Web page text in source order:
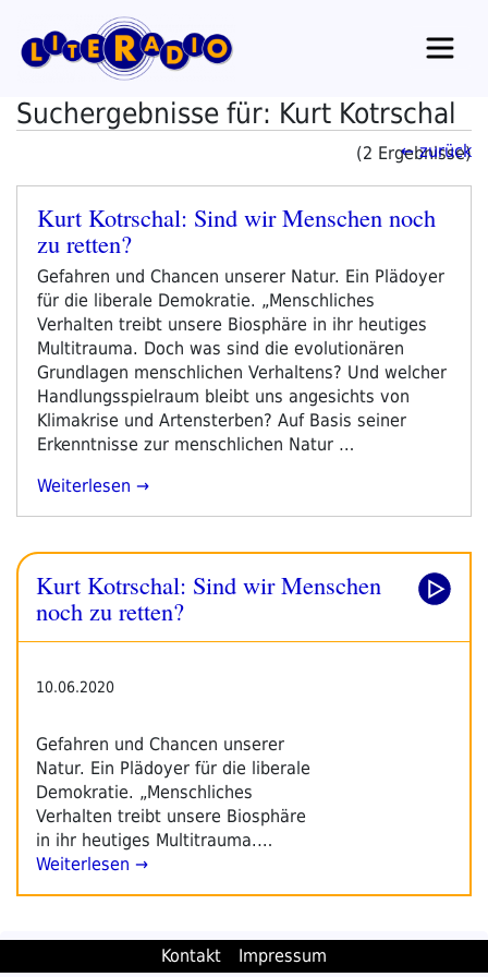
Inhalt
springen
Suchergebnisse für: Kurt Kotrschal
(2 Ergebnisse)
← zurück
Veröffentlicht
am
Kurt Kotrschal: Sind wir Menschen noch
zu retten?
Gefahren und Chancen unserer Natur. Ein Plädoyer
für die liberale Demokratie. „Menschliches
Verhalten treibt unsere Biosphäre in ihr heutiges
Multitrauma. Doch was sind die evolutionären
Grundlagen menschlichen Verhaltens? Und welcher
Handlungsspielraum bleibt uns angesichts von
Klimakrise und Artensterben? Auf Basis seiner
Erkenntnisse zur menschlichen Natur …
„Kurt
Wir
Menschen
Noch
Weiterlesen
Kurt Kotrschal: Sind wir Menschen
noch zu retten?
10.06.2020
Gefahren und Chancen unserer
Natur. Ein Plädoyer für die liberale
Demokratie. „Menschliches
Verhalten treibt unsere Biosphäre
in ihr heutiges Multitrauma.…
Weiterlesen →
Kontakt Impressum